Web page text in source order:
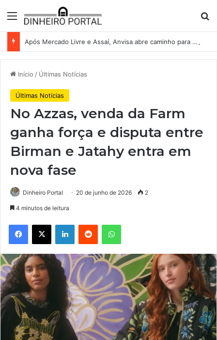
Menu
Após Mercado Livre e Assaí, Anvisa abre caminho para venda de medicamentos pela Shopee
Início / Últimas Notícias
Últimas Notícias
No Azzas, venda da Farm
ganha força e disputa entre
Birman e Jatahy entra em
nova fase
Dinheiro Portal 20 de junho de 2026 2
4 minutos de leitura
Facebook
X LinkedinReddit WhatsApp